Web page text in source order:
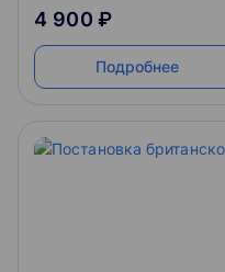
4 900 ₽
Подробнее